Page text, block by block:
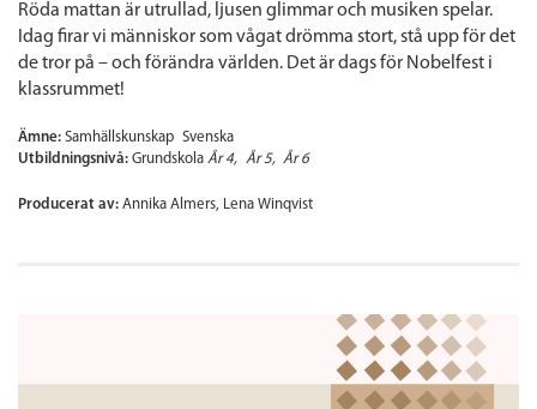
Röda mattan är utrullad, ljusen glimmar och musiken spelar.
Idag firar vi människor som vågat drömma stort, stå upp för det
de tror på – och förändra världen. Det är dags för Nobelfest i
klassrummet!
Ämne: Samhällskunskap Svenska
Utbildningsnivå: Grundskola År 4 År 5 År 6
Producerat av: Annika Almers, Lena Winqvist